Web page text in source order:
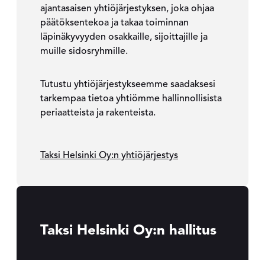
ajantasaisen yhtiöjärjestyksen, joka ohjaa
päätöksentekoa ja takaa toiminnan
läpinäkyvyyden osakkaille, sijoittajille ja
muille sidosryhmille.
Tutustu yhtiöjärjestykseemme saadaksesi
tarkempaa tietoa yhtiömme hallinnollisista
periaatteista ja rakenteista.
Taksi Helsinki Oy:n yhtiöjärjestys
Taksi Helsinki Oy:n hallitus